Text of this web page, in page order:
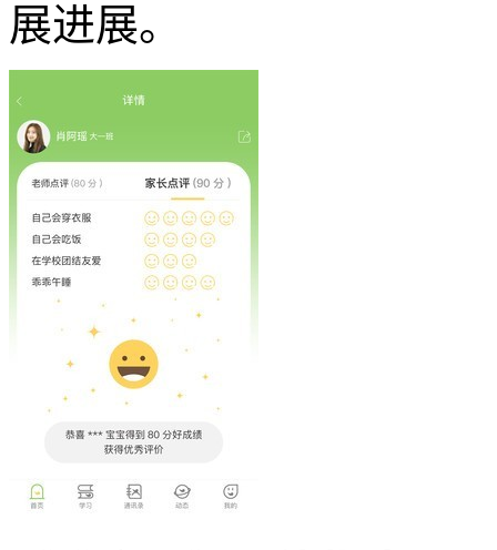
展进展。